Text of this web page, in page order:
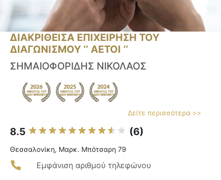
ΔΙΑΚΡΙΘΕΙΣΑ ΕΠΙΧΕΙΡΗΣΗ ΤΟΥ
ΔΙΑΓΩΝΙΣΜΟΥ ‘’ ΑΕΤΟΙ ‘’
ΣΗΜΑΙΟΦΟΡΙΔΗΣ ΝΙΚΟΛΑΟΣ
Δείτε περισσότερα >>
8.5 (6)
Θεσσαλονίκη, Μαρκ. Μπότσαρη 79
Εμφάνιση αριθμού τηλεφώνου